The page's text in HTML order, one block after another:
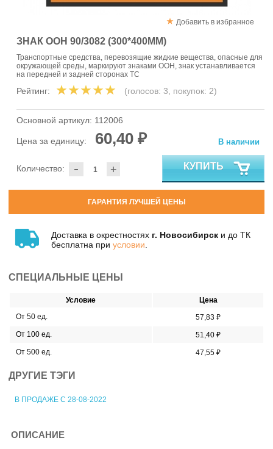
Добавить в избранное
ЗНАК ООН 90/3082 (300*400ММ)
Транспортные средства, перевозящие жидкие вещества, опасные для
окружающей среды, маркируют знаками ООН, знак устанавливается
на передней и задней сторонах ТС
Рейтинг: (голосов: 3, покупок: 2)
Основной артикул: 112006
Цена за единицу: 60,40 ₽
- +
Количество:
В наличии
КУПИТЬ
ГАРАНТИЯ ЛУЧШЕЙ ЦЕНЫ
Доставка в окрестностях г. Новосибирск и до ТК
бесплатна при условии
СПЕЦИАЛЬНЫЕ ЦЕНЫ
Условие
Цена
От 50 ед.
57,83 ₽
От 100 ед.
51,40 ₽
От 500 ед.
47,55 ₽
ДРУГИЕ ТЭГИ
В ПРОДАЖЕ С 28-08-2022
ОПИСАНИЕ